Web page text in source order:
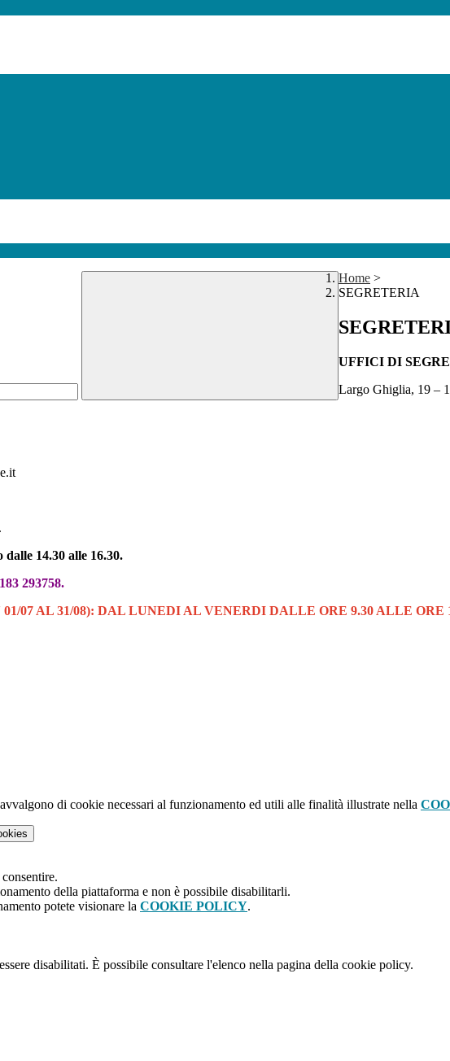
Home >
SEGRETERIA
UFFICI DI
Largo Ghiglia, 19 –
.
14.30 alle 16.30.
293758.
07 AL 31/08): DAL LUNEDI AL VENERDI DALLE ORE 9.30 ALLE ORE
di cookie necessari al funzionamento ed utili alle finalità illustrate nella
della piattaforma e non è possibile disabilitarli.
potete visionare la COOKIE POLICY.
disabilitati. È possibile consultare l'elenco nella pagina della cookie policy.